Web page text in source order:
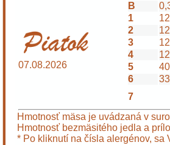
07.08.2026
B
1
2
3
4
5
6
7
Hmotnosť mäsa je uvádzaná v
Hmotnosť bezmäsitého jedla a
* Po kliknutí na čísla alergénov, sa